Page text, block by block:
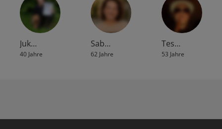
Juk…
40 Jahre
Sab…
62 Jahre
Tes…
53 Jahre